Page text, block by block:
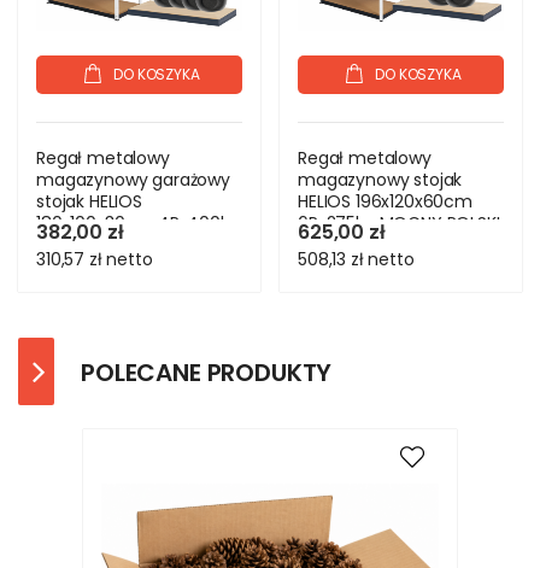
DO KOSZYKA
Regał metalowy
magazynowy garażowy
stojak HELIOS
180x100x30cm 4Px400kg
382,00 zł
310,57 złnetto
DO KOSZYKA
Regał metalowy
magazynowy stojak
HELIOS 196x120x60cm
6Px275kg MOCNY POLSKI
625,00 zł
508,13 złnetto
POLECANE PRODUKTY